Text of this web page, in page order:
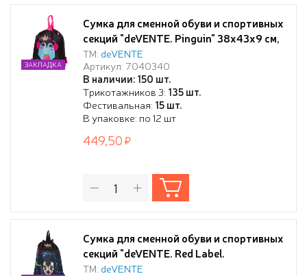
Сумка для сменной обуви и спортивных
секций "deVENTE. Pinguin" 38x43x9 см,
водоотталкивающая ткань, дно с
расширением 9 см, карман на молнии,
на веревочной завязке, с ручками
ТМ: deVENTE
Артикул: 7040340
В наличии: 150 шт.
Трикотажников 3: 135 шт.
Фестивальная: 15 шт.
В упаковке: по 12 шт
ЗАКЛАДКА
449,50
Сумка для сменной обуви и спортивных
секций "deVENTE. Red Label.
Anonymous" 33x46 см, плотный
ТМ: deVENTE